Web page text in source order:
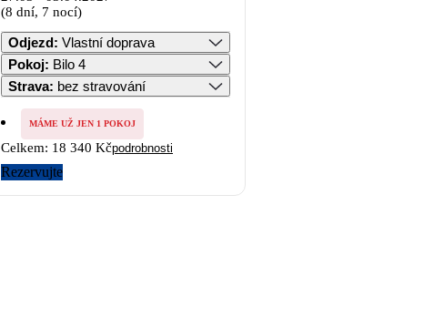
(8 dní, 7 nocí)
Odjezd: Vlastní doprava
Pokoj: Bilo 4
Strava: bez stravování
MÁME UŽ JEN 1 POKOJ
Celkem: 18 340 Kčpodrobnosti
Rezervujte